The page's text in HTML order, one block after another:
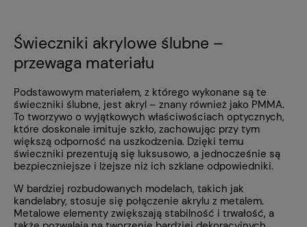
Świeczniki akrylowe ślubne –
przewaga materiału
Podstawowym materiałem, z którego wykonane są te
świeczniki ślubne, jest akryl – znany również jako PMMA.
To tworzywo o wyjątkowych właściwościach optycznych,
które doskonale imituje szkło, zachowując przy tym
większą odporność na uszkodzenia. Dzięki temu
świeczniki prezentują się luksusowo, a jednocześnie są
bezpieczniejsze i lżejsze niż ich szklane odpowiedniki.
W bardziej rozbudowanych modelach, takich jak
kandelabry, stosuje się połączenie akrylu z metalem.
Metalowe elementy zwiększają stabilność i trwałość, a